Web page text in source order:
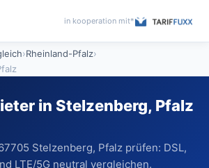
in kooperation mit*
›Rheinland-Pfalz›
in Stelzenberg, Pfalz
Stelzenberg, Pfalz prüfen: DSL,
LTE/5G neutral vergleichen.